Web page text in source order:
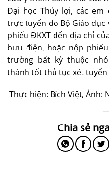
Đại học Thủy lợi, các em
trực tuyến do Bộ Giáo dục
phiếu ĐKXT đến địa chỉ
bưu điện, hoặc nộp
trường bất kỳ thuộc
thành tốt thủ tục xét tuyển
Thực hiện: Bích Việt, Ảnh: